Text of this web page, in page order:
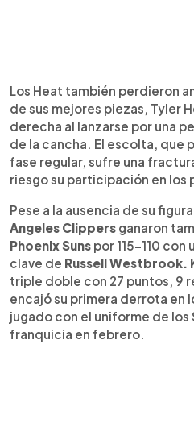
Los Heat también perdieron
de sus mejores piezas, Tyler
derecha al lanzarse por una
de la cancha. El escolta, que
fase regular, sufre una
riesgo su participación en los
Pese a la ausencia de su figura
Angeles Clippers ganaron
Phoenix Suns por 115-110
clave de Russell Westbrook.
triple doble con 27 puntos, 9
encajó su primera derrota en
jugado con el uniforme de los
franquicia en febrero.